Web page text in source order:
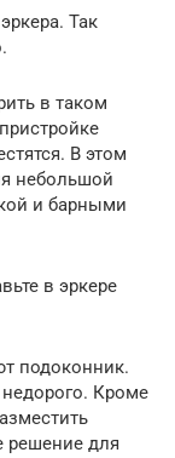
Так
в таком
В этом
небольшой
и барными
в эркере
подоконник.
Кроме
решение для